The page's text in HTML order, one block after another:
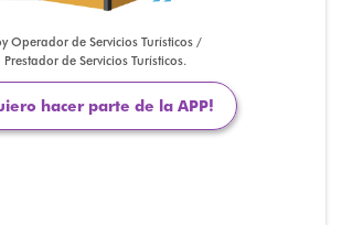
Operador de Servicios Turísticos /
Prestador de Servicios Turísticos.
hacer parte de la APP!